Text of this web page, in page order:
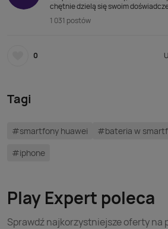
chętnie dzielą się swoim
1 031 postów
0
Tagi
#smartfony huawei #bateria w
#iphone
Play Expert poleca
Sprawdź najkorzystniejsze oferty na